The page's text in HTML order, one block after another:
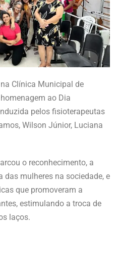
Clínica Municipal de
ao Dia
pelos fisioterapeutas
Wilson Júnior, Luciana
o reconhecimento, a
mulheres na sociedade, e
que promoveram a
estimulando a troca de
laços.